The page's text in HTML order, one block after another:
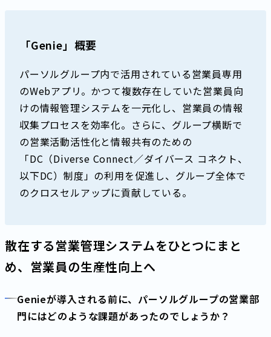
「Genie」概要
パーソルグループ内で活用されている営業員専用
のWebアプリ。かつて複数存在していた営業員向
けの情報管理システムを一元化し、営業員の情報
収集プロセスを効率化。さらに、グループ横断で
の営業活動活性化と情報共有のための
「DC（Diverse Connect／ダイバース コネクト、
以下DC）制度」の利用を促進し、グループ全体で
のクロスセルアップに貢献している。
散在する営業管理システムをひとつにまと
め、営業員の生産性向上へ
Genieが導入される前に、パーソルグループの営業部
門にはどのような課題があったのでしょうか？